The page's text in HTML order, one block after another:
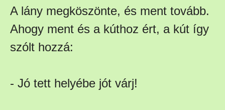
A lány megköszönte, és ment tovább.
Ahogy ment és a kúthoz ért, a kút így
szólt hozzá:
- Jó tett helyébe jót várj!